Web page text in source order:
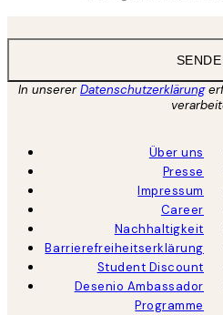
In unsererDatenschutzerklärung
Über uns
Presse
Impressum
Career
Nachhaltigkeit
Barrierefreiheitserklärung
Student Discount
Desenio Ambassador
Programme